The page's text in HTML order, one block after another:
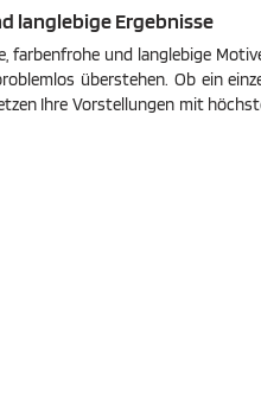
langlebige Ergebnisse
farbenfrohe und langlebige
überstehen. Ob ein
Ihre Vorstellungen mit